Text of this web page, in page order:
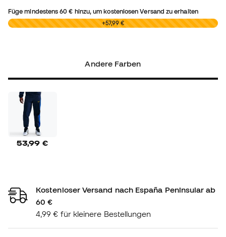
Füge mindestens60 € hinzu, um kostenlosen Versand zu erhalten
0,00 € +57,99 €
Andere Farben
53,99 €
Kostenloser Versand nach España Peninsular ab
60 €
4,99 € für kleinere Bestellungen